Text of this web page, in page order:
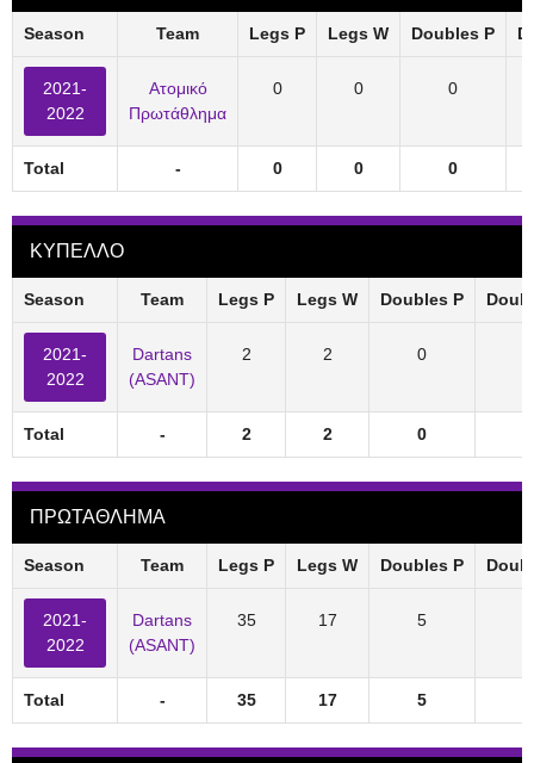
Season Team Legs P Legs W Doubles P
2021-
2022
Ατομικό
Πρωτάθλημα
0 0 0
Total - 0 0 0
ΚΥΠΕΛΛΟ
Season Team Legs P Legs W Doubles P
2021-
2022
Dartans
(ASANT)
2 2 0
Total - 2 2 0
ΠΡΩΤΑΘΛΗΜΑ
Season Team Legs P Legs W Doubles P
2021-
2022
Dartans
(ASANT)
35 17 5
Total - 35 17 5